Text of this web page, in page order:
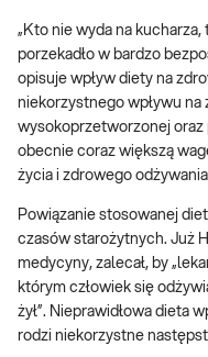
„Kto nie wyda na
porzekadło w bardzo
opisuje wpływ diety na
niekorzystnego wpływu na
wysokoprzetworzonej
obecnie coraz większą
życia i zdrowego
Powiązanie stosowanej
czasów starożytnych. Już
medycyny, zalecał, by
którym człowiek się
żył”. Nieprawidłowa dieta
rodzi niekorzystne